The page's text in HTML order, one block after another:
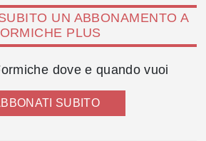
UN ABBONAMENTO A
PLUS
dove e quando vuoi
SUBITO